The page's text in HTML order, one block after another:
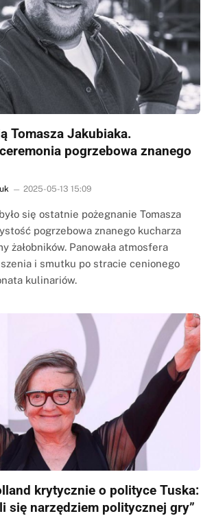
Tomasza Jakubiaka.
pogrzebowa znanego
2025-05-13 15:09
się ostatnie pożegnanie Tomasza
pogrzebowa znanego kucharza
żałobników. Panowała atmosfera
i smutku po stracie cenionego
kulinariów.
krytycznie o polityce Tuska:
się narzędziem politycznej gry”